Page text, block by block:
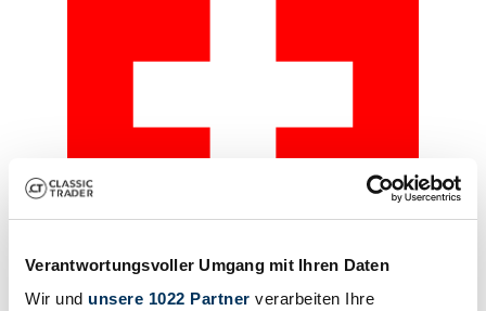
Verantwortungsvoller Umgang mit Ihren Daten
Wir und unsere 1022 Partner verarbeiten Ihre
Private seller